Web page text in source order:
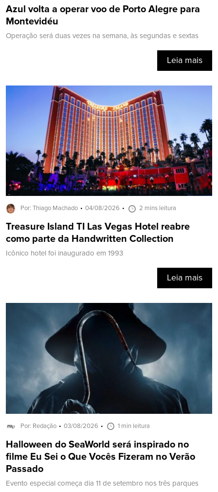
Azul volta a operar voo de Porto Alegre para
Montevidéu
Operação será duas vezes na semana, às segundas e sextas
Leia mais
Por: Thiago Machado 04/08/2026 2 mins leitura
Treasure Island TI Las Vegas Hotel reabre
como parte da Handwritten Collection
Icônico hotel foi inaugurado em 1993
Leia mais
Por: Redação 03/08/2026 1 min leitura
Halloween do SeaWorld será inspirado no
filme Eu Sei o Que Vocês Fizeram no Verão
Passado
Evento especial começa dia 11 de setembro nos três parques